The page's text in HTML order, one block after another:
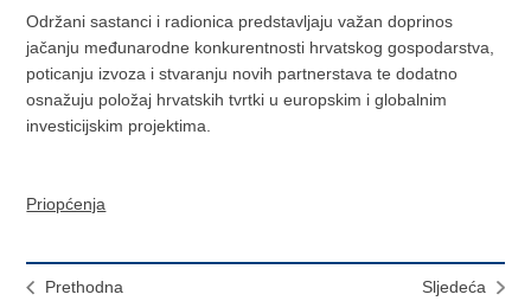
Održani sastanci i radionica predstavljaju važan doprinos
jačanju međunarodne konkurentnosti hrvatskog gospodarstva,
poticanju izvoza i stvaranju novih partnerstava te dodatno
osnažuju položaj hrvatskih tvrtki u europskim i globalnim
investicijskim projektima.
Priopćenja
Prethodna
Sljedeća